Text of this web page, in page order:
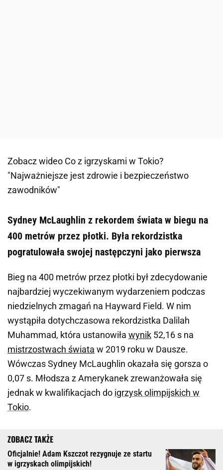
Zobacz wideo Co z igrzyskami w Tokio?
"Najważniejsze jest zdrowie i bezpieczeństwo
zawodników"
Sydney McLaughlin z rekordem świata w biegu na
400 metrów przez płotki. Była rekordzistka
pogratulowała swojej następczyni jako pierwsza
Bieg na 400 metrów przez płotki był zdecydowanie
najbardziej wyczekiwanym wydarzeniem podczas
niedzielnych zmagań na Hayward Field. W nim
wystąpiła dotychczasowa rekordzistka Dalilah
Muhammad, która ustanowiła wynik 52,16 s na
mistrzostwach świata w 2019 roku w Dausze.
Wówczas Sydney McLaughlin okazała się gorsza o
0,07 s. Młodsza z Amerykanek zrewanżowała się
jednak w kwalifikacjach do igrzysk olimpijskich w
Tokio.
Oficjalnie! Adam Kszczot rezygnuje ze startu
w igrzyskach olimpijskich!